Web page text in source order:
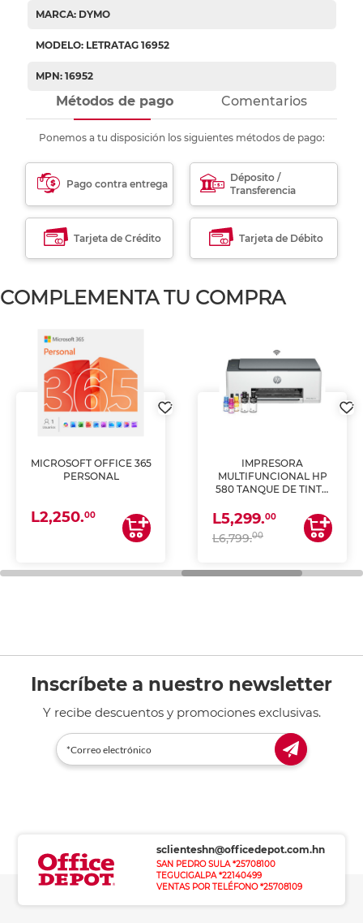
MARCA: DYMO
MODELO: LETRATAG 16952
MPN: 16952
Métodos de pago Comentarios
Ponemos a tu disposición los siguientes métodos de pago:
Pago contra entrega
Déposito /
Transferencia
Tarjeta de Crédito Tarjeta de Débito
COMPLEMENTA TU COMPRA
MICROSOFT OFFICE 365
PERSONAL
L2,250.00
IMPRESORA
MULTIFUNCIONAL HP
580 TANQUE DE TINTA
ESCANEA)
L5,299.00
L6,799.00
Inscríbete a nuestro newsletter
Y recibe descuentos y promociones exclusivas.
sclienteshn@officedepot.com.hn
SAN PEDRO SULA *25708100
TEGUCIGALPA *22140499
VENTAS POR TELÉFONO *25708109